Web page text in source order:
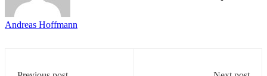
Andreas Hoffmann